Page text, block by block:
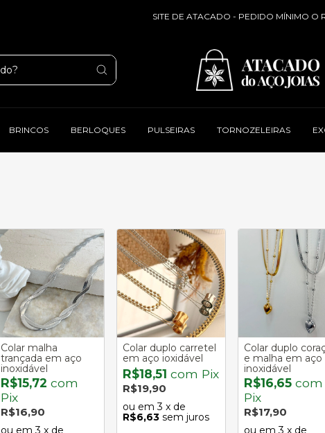
SITE DE ATACADO - PEDIDO MÍNIMO O
BRINCOS BERLOQUES PULSEIRAS TORNOZELEIRAS
Colar malha
trançada em aço
inoxidável
R$15,72com
Pix
R$16,90
Colar duplo carretel
em aço ioxidável
R$18,51 com Pix
R$19,90
3 x de
R$6,63 sem juros
Colar duplo
e malha em aço
inoxidável
R$16,65com
Pix
R$17,90